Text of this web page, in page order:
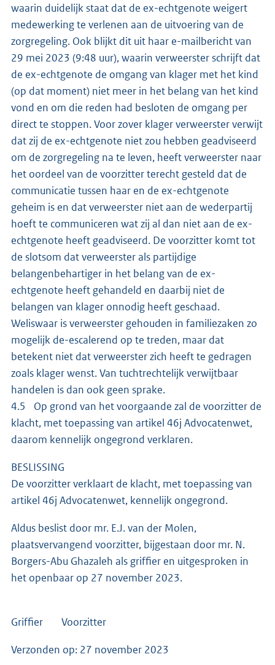
waarin duidelijk staat dat de ex-echtgenote weigert
medewerking te verlenen aan de uitvoering van de
zorgregeling. Ook blijkt dit uit haar e-mailbericht van
29 mei 2023 (9:48 uur), waarin verweerster schrijft dat
de ex-echtgenote de omgang van klager met het kind
(op dat moment) niet meer in het belang van het kind
vond en om die reden had besloten de omgang per
direct te stoppen. Voor zover klager verweerster verwijt
dat zij de ex-echtgenote niet zou hebben geadviseerd
om de zorgregeling na te leven, heeft verweerster naar
het oordeel van de voorzitter terecht gesteld dat de
communicatie tussen haar en de ex-echtgenote
geheim is en dat verweerster niet aan de wederpartij
hoeft te communiceren wat zij al dan niet aan de ex-
echtgenote heeft geadviseerd. De voorzitter komt tot
de slotsom dat verweerster als partijdige
belangenbehartiger in het belang van de ex-
echtgenote heeft gehandeld en daarbij niet de
belangen van klager onnodig heeft geschaad.
Weliswaar is verweerster gehouden in familiezaken zo
mogelijk de-escalerend op te treden, maar dat
betekent niet dat verweerster zich heeft te gedragen
zoals klager wenst. Van tuchtrechtelijk verwijtbaar
handelen is dan ook geen sprake.
4.5 Op grond van het voorgaande zal de voorzitter de
klacht, met toepassing van artikel 46j Advocatenwet,
daarom kennelijk ongegrond verklaren.
BESLISSING
De voorzitter verklaart de klacht, met toepassing van
artikel 46j Advocatenwet, kennelijk ongegrond.
Aldus beslist door mr. E.J. van der Molen,
plaatsvervangend voorzitter, bijgestaan door mr. N.
Borgers-Abu Ghazaleh als griffier en uitgesproken in
het openbaar op 27 november 2023.
Griffier Voorzitter
Verzonden op: 27 november 2023